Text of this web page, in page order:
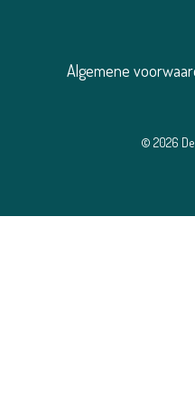
Algemene
© 2026 De